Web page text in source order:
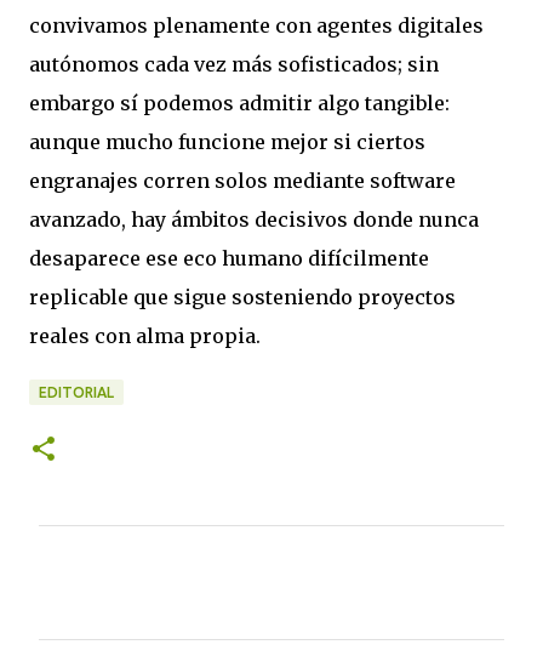
convivamos plenamente con agentes digitales
autónomos cada vez más sofisticados; sin
embargo sí podemos admitir algo tangible:
aunque mucho funcione mejor si ciertos
engranajes corren solos mediante software
avanzado, hay ámbitos decisivos donde nunca
desaparece ese eco humano difícilmente
replicable que sigue sosteniendo proyectos
reales con alma propia.
EDITORIAL